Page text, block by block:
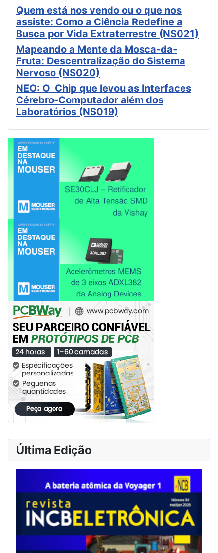
Quem está nos vendo ou o que nos
assiste: Como a Ciência Redefine a
Busca por Vida Extraterrestre (NS021)
Mapeando a Mente da Mosca-da-
Fruta: Descentralização do Sistema
Nervoso (NS020)
NEO: O Chip que levou as Interfaces
Cérebro-Computador além dos
Laboratórios (NS019)
Última Edição